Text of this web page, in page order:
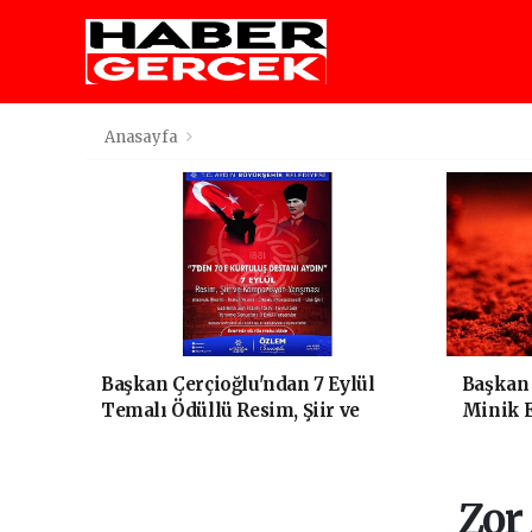
Anasayfa
Başkan Çerçioğlu'ndan 7 Eylül
Temalı Ödüllü Resim, Şiir ve
Minik
Zor